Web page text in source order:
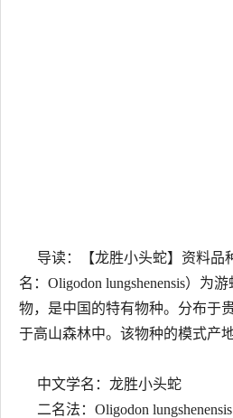
导读：【龙胜小头蛇】资料品
名：Oligodon lungshenensis）为
物，是中国的特有物种。分布于
于高山森林中。该物种的模式产
中文学名：龙胜小头蛇
二名法：Oligodon lungshenensis